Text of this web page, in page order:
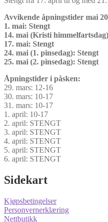
Avvikende åpningstider mai
1. mai: Stengt
14. mai (Kristi
17. mai: Stengt
24. mai (1. pinsedag): Stengt
25. mai (2. pinsedag): Stengt
Åpningstider i påsken:
29. mars: 12-16
30. mars: 10-17
31. mars: 10-17
1. april: 10-17
2. april: STENGT
3. april: STENGT
4. april: STENGT
5. april: STENGT
6. april: STENGT
Sidekart
Kjøpsbetingelser
Personvernerklæring
Nettbutikk